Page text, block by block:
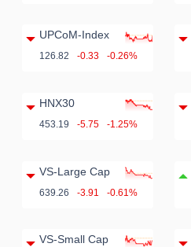
UPCoM-Index
126.82 -0.33 -0.26%
HNX30
453.19 -5.75 -1.25%
VS-Large Cap
639.26 -3.91 -0.61%
VS-Small Cap